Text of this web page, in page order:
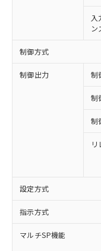
入
ン
制御方式
制御出力 制
制
制
設定方式
指示方式
マルチSP機能